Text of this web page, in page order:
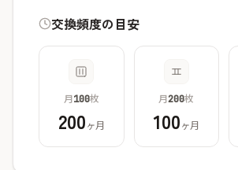
交換頻度の目安
月100枚
200ヶ月
月200枚
100ヶ月